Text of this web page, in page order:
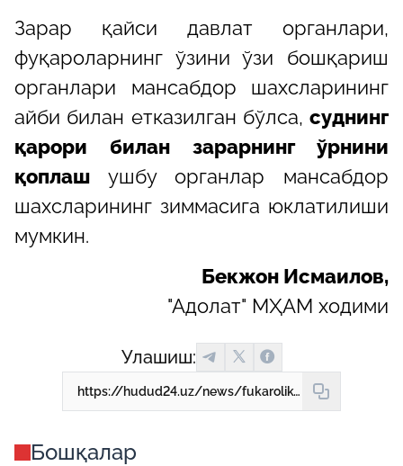
Зарар қайси давлат органлари,
фуқароларнинг ўзини ўзи бошқариш
органлари мансабдор шахсларининг
айби билан етказилган бўлса, суднинг
қарори билан зарарнинг ўрнини
қоплаш ушбу органлар мансабдор
шахсларининг зиммасига юклатилиши
мумкин.
Бекжон Исмаилов,
"Адолат" МҲАМ ходими
Улашиш:
https://hudud24.uz/news/fukarolik-khukukii-munosabatlarida-zararni-koplash-tartibi-kandai
Бошқалар